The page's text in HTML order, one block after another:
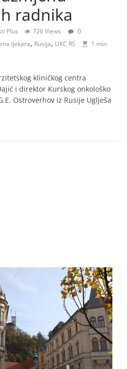
radnika
Plus 726 Views
0
ljekara, Rusija, UKC RS
1 min
kliničkog centra
i direktor Kurskog onkološko
Ostroverhov iz Rusije Uglješa